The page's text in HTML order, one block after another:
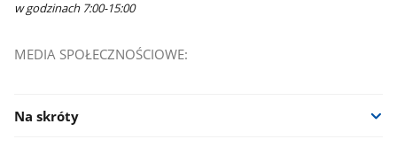
w godzinach 7:00-15:00
MEDIA SPOŁECZNOŚCIOWE:
Na skróty